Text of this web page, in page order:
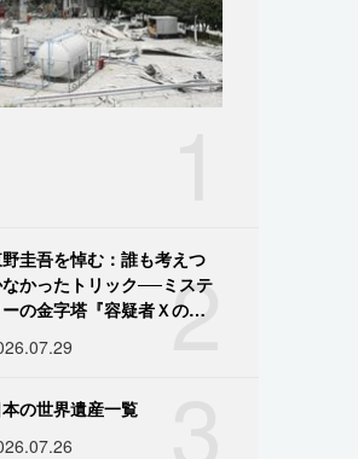
2
圭吾を悼む：誰も考えつ
かったトリック──ミステ
ーの金字塔『容疑者Ｘの献
本の世界遺産一覧